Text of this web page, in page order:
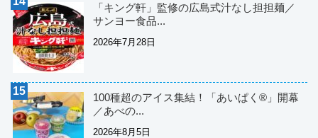
「キング軒」監修の広島式汁なし担担麺／
サンヨー食品...
2026年7月28日
100種超のアイス集結！「あいぱく®」開幕
／あべの...
2026年8月5日